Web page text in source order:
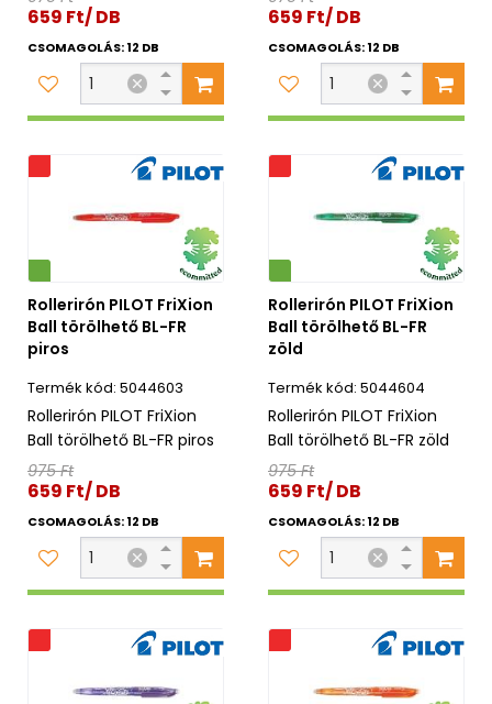
659 Ft/ DB
CSOMAGOLÁS: 12 DB
659 Ft/ DB
CSOMAGOLÁS: 12 DB
Rollerirón PILOT FriXion
Ball törölhető BL-FR
piros
5044603
Rollerirón PILOT FriXion
Ball törölhető BL-FR piros
975 Ft
659 Ft/ DB
CSOMAGOLÁS: 12 DB
Akciós
Környezetbarát
Rollerirón PILOT FriXion
Ball törölhető BL-FR
zöld
5044604
Rollerirón PILOT FriXion
Ball törölhető BL-FR zöld
975 Ft
659 Ft/ DB
CSOMAGOLÁS: 12 DB
Akciós